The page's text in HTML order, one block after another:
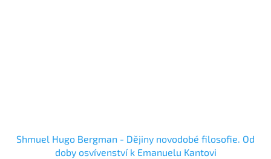
Shmuel Hugo Bergman - Dějiny novodobé filosofie. Od
doby osvívenství k Emanuelu Kantovi